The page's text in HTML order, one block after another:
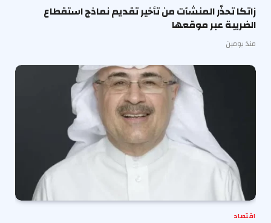
زاتكا تحذّر المنشآت من تأخير تقديم نماذج استقطاع
الضريبة عبر موقعها
منذ يومين
اقتصاد